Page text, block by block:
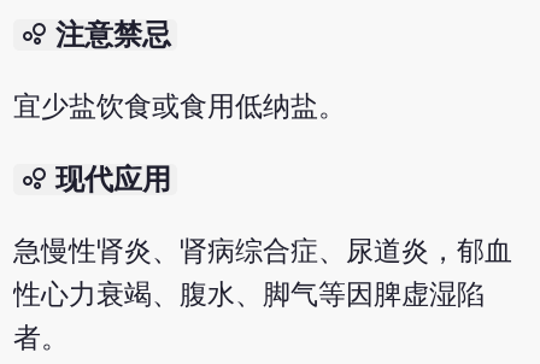
bubble_chart 注意禁忌
宜少盐饮食或食用低纳盐。
bubble_chart 现代应用
急慢性肾炎、肾病综合症、尿道炎，郁血
性心力衰竭、腹水、脚气等因脾虚湿陷
者。